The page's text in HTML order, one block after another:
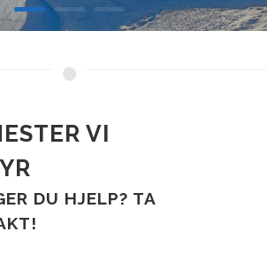
VI
DU HJELP? TA